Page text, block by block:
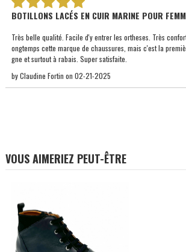
BOTILLONS LACÉS EN CUIR MARINE POUR
Très belle qualité. Facile d'y entrer les ortheses. Très
ongtemps cette marque de chaussures, mais c'est la
gne et surtout à rabais. Super satisfaite.
byClaudine Fortin on 02-21-2025
VOUS AIMERIEZ PEUT-ÊTRE